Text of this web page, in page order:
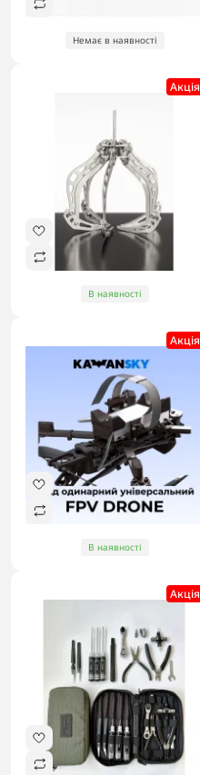
Немає в наявності
Акцiя
В наявності
Акцiя
В наявності
Акцiя